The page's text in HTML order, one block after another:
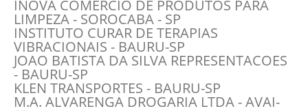
INOVA COMERCIO DE PRODUTOS PARA
LIMPEZA - SOROCABA - SP
INSTITUTO CURAR DE TERAPIAS
VIBRACIONAIS - BAURU-SP
JOAO BATISTA DA SILVA REPRESENTACOES
- BAURU-SP
KLEN TRANSPORTES - BAURU-SP
M.A. ALVARENGA DROGARIA LTDA - AVAI-